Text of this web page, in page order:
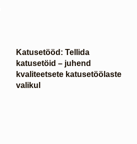
Katusetööd: Tellida
katusetöid – juhend
kvaliteetsete katusetöölaste
valikul